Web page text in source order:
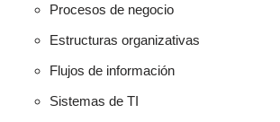
Procesos de negocio
Estructuras organizativas
Flujos de información
Sistemas de TI